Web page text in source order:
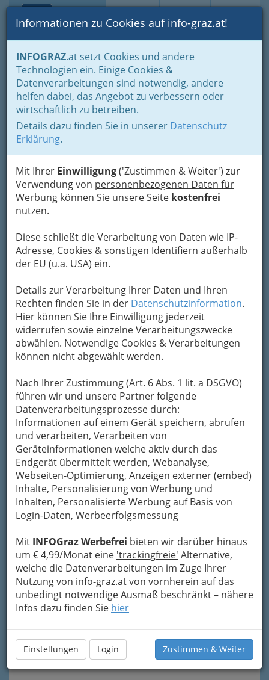
Suche Login Toggle
Informationen zu Cookies auf info-graz.at!
INFOGRAZ.at setzt Cookies und andere
Technologien ein. Einige Cookies &
Datenverarbeitungen sind notwendig, andere
helfen dabei, das Angebot zu verbessern oder
wirtschaftlich zu betreiben.
Details dazu finden Sie in unserer Datenschutz
Erklärung.
Mit Ihrer Einwilligung('Zustimmen & Weiter') zur
Verwendung von personenbezogenen Daten für
Werbung können Sie unsere Seite kostenfrei
nutzen.
Diese schließt die Verarbeitung von Daten wie IP-
Adresse, Cookies & sonstigen Identifiern außerhalb
der EU (u.a. USA) ein.
Details zur Verarbeitung Ihrer Daten und Ihren
Rechten finden Sie in der Datenschutzinformation.
Hier können Sie Ihre Einwilligung jederzeit
widerrufen sowie einzelne Verarbeitungszwecke
abwählen. Notwendige Cookies & Verarbeitungen
können nicht abgewählt werden.
Nach Ihrer Zustimmung (Art. 6 Abs. 1 lit. a DSGVO)
führen wir und unsere Partner folgende
Datenverarbeitungsprozesse durch:
Informationen auf einem Gerät speichern, abrufen
und verarbeiten, Verarbeiten von
Geräteinformationen welche aktiv durch das
Endgerät übermittelt werden, Webanalyse,
Webseiten-Optimierung, Anzeigen externer (embed)
Inhalte, Personalisierung von Werbung und
Inhalten, Personalisierte Werbung auf Basis von
Login-Daten, Werbeerfolgsmessung
Mit INFOGraz Werbefrei bieten wir darüber hinaus
um € 4,99/Monat eine 'trackingfreie' Alternative,
welche die Datenverarbeitungen im Zuge Ihrer
Nutzung von info-graz.at von vornherein auf das
unbedingt notwendige Ausmaß beschränkt – nähere
Infos dazu finden Sie hier
Einstellungen Login Zustimmen & Weiter
Home Branchen Tourismus & Freizeitwirtschaft
Badesee Gaishorn
Gaishorn am See 130, 8783 Gaishorn am See
+43 3617 23 00
Karte
Adresse mit Google Maps anschauen
Kontaktaufnahme
bewahren, verwenden wir an dieser Stelle zur
Übermittlung Ihrer Nachricht ein sicheres
Formular. Ihre Nachricht wird nach dem
Absenden umgehend per Mail an das
Unternehmen Gaishorner See weitergeleitet.
Mein Name
Meine Email Adresse
Mein Betreff
Meine Nachricht
Meine Nachricht senden